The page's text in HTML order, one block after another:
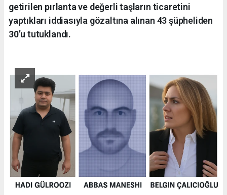
getirilen pırlanta ve değerli taşların ticaretini
yaptıkları iddiasıyla gözaltına alınan 43 şüpheliden
30’u tutuklandı.